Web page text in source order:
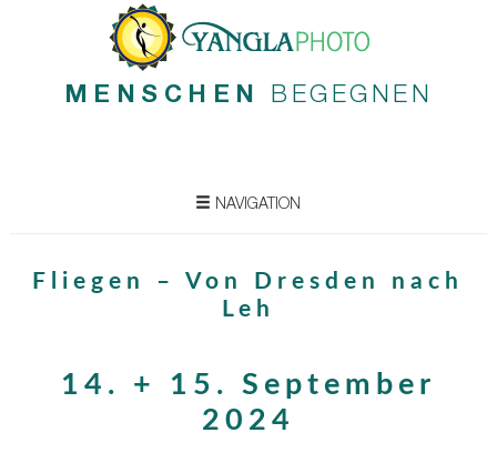
MENSCHEN BEGEGNEN
NAVIGATION
Fliegen – Von Dresden nach
Leh
14. + 15. September
2024